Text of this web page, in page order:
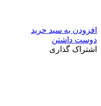
افزودن به سبد خرید
دوست داشتن
اشتراک گذاری